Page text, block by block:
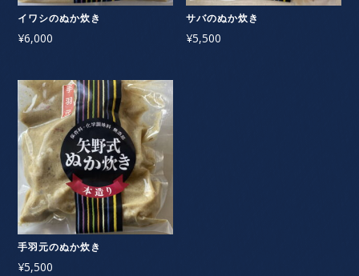
イワシのぬか炊き
¥6,000
サバのぬか炊き
¥5,500
手羽元のぬか炊き
¥5,500